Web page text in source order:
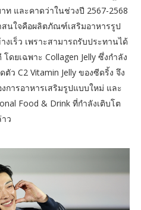
ท และคาดว่าในช่วงปี 2567-2568
สนใจคือผลิตภัณฑ์เสริมอาหารรูป
เร็ว เพราะสามารถรับประทานได้
ดยเฉพาะ Collagen Jelly ซึ่งกำลัง
ว C2 Vitamin Jelly ของซีดริ้ง จึง
การอาหารเสริมรูปแบบใหม่ และ
Food & Drink ที่กำลังเติบโต
ว